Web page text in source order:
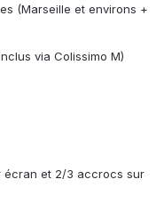
(Marseille et environs +
via Colissimo M)
écran et 2/3 accrocs sur